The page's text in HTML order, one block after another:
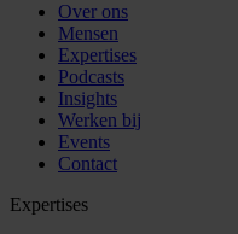
Over ons
Mensen
Expertises
Podcasts
Insights
Werken bij
Events
Contact
Expertises